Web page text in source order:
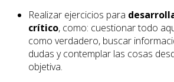
Realizar ejercicios para
crítico, como: cuestionar todo
como verdadero, buscar
dudas y contemplar las cosas
objetiva.